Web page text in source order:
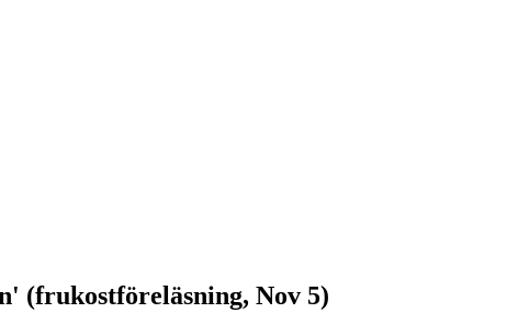
(frukostföreläsning, Nov 5)